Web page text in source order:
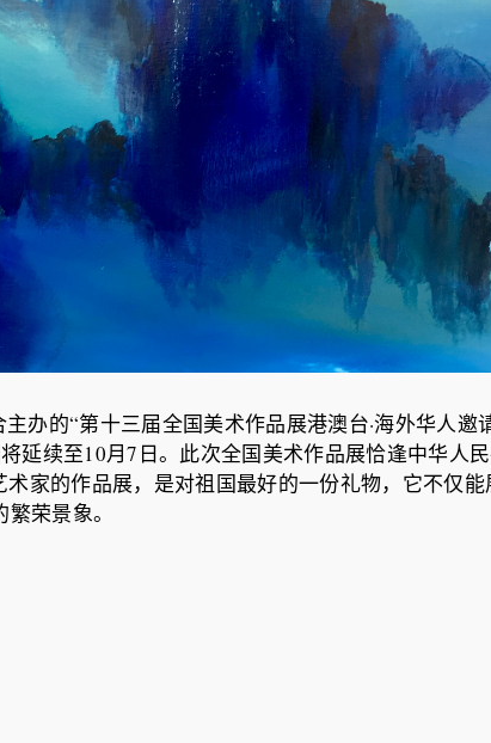
办的“第十三届全国美术作品展港澳台·海外华人邀
延续至10月7日。 此次全国美术作品展恰逢中华人
家的作品展， 是对祖国最好的一份礼物， 它不仅能
荣景象。